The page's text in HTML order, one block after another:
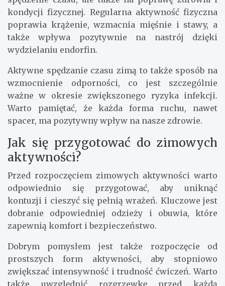
Dlaczego warto być aktywnym
zimą?
spędzenie czasu, ale także na poprawę zdrowia i
kondycji fizycznej. Regularna aktywność fizyczna
poprawia krążenie, wzmacnia mięśnie i stawy, a
także wpływa pozytywnie na nastrój dzięki
wydzielaniu endorfin.
Aktywne spędzanie czasu zimą to także sposób na
wzmocnienie odporności, co jest szczególnie
Warto pamiętać, że każda forma ruchu, nawet
spacer, ma pozytywny wpływ na nasze zdrowie.